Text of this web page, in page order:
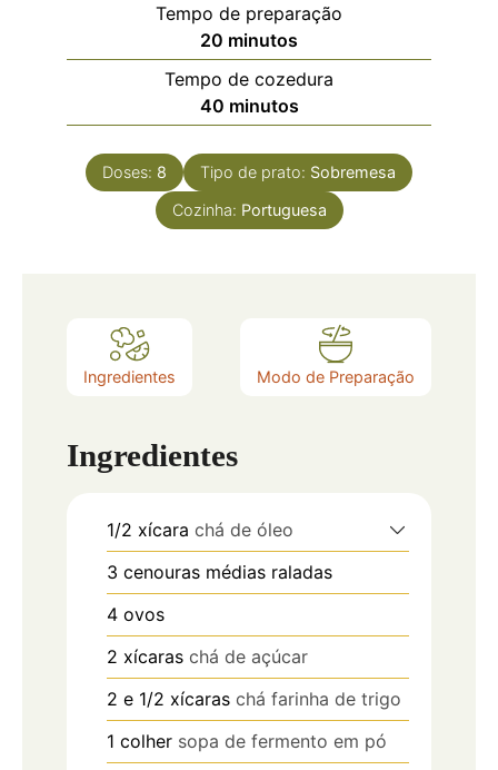
Tempo de preparação
20 minutos
Tempo de cozedura
40 minutos
Doses: 8 Tipo de prato: Sobremesa
Cozinha: Portuguesa
Ingredientes Modo de Preparação
Ingredientes
1/2 xícara chá de óleo
3 cenouras médias raladas
4 ovos
2 xícaras chá de açúcar
2 e 1/2 xícaras chá farinha de trigo
1 colher sopa de fermento em pó